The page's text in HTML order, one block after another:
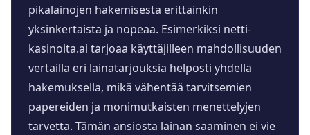
pikalainojen hakemisesta erittäinkin
yksinkertaista ja nopeaa. Esimerkiksi netti-
kasinoita.ai tarjoaa käyttäjilleen mahdollisuuden
vertailla eri lainatarjouksia helposti yhdellä
hakemuksella, mikä vähentää tarvitsemien
papereiden ja monimutkaisten menettelyjen
tarvetta. Tämän ansiosta lainan saaminen ei vie